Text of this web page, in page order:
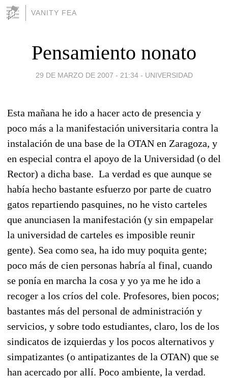
VANITY FEA
Pensamiento nonato
29 DE MARZO DE 2007 - 21:34 - UNIVERSIDAD
Esta mañana he ido a hacer acto de presencia y
poco más a la manifestación universitaria contra la
instalación de una base de la OTAN en Zaragoza, y
en especial contra el apoyo de la Universidad (o del
Rector) a dicha base. La verdad es que aunque se
había hecho bastante esfuerzo por parte de cuatro
gatos repartiendo pasquines, no he visto carteles
que anunciasen la manifestación (y sin empapelar
la universidad de carteles es imposible reunir
gente). Sea como sea, ha ido muy poquita gente;
poco más de cien personas habría al final, cuando
se ponía en marcha la cosa y yo ya me he ido a
recoger a los críos del cole. Profesores, bien pocos;
bastantes más del personal de administración y
servicios, y sobre todo estudiantes, claro, los de los
sindicatos de izquierdas y los pocos alternativos y
simpatizantes (o antipatizantes de la OTAN) que se
han acercado por allí. Poco ambiente, la verdad.